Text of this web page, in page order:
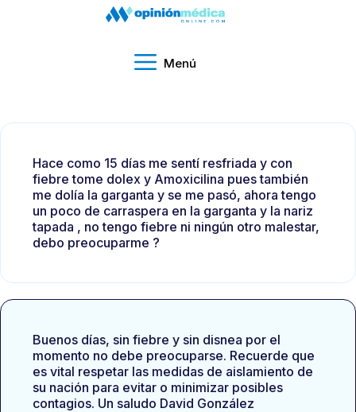
Menú
Hace como 15 días me sentí resfriada y con
fiebre tome dolex y Amoxicilina pues también
me dolía la garganta y se me pasó, ahora tengo
un poco de carraspera en la garganta y la nariz
tapada , no tengo fiebre ni ningún otro malestar,
debo preocuparme ?
Buenos días, sin fiebre y sin disnea por el
momento no debe preocuparse. Recuerde que
es vital respetar las medidas de aislamiento de
su nación para evitar o minimizar posibles
contagios. Un saludo David González